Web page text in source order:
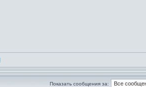
Показать сообщения за: